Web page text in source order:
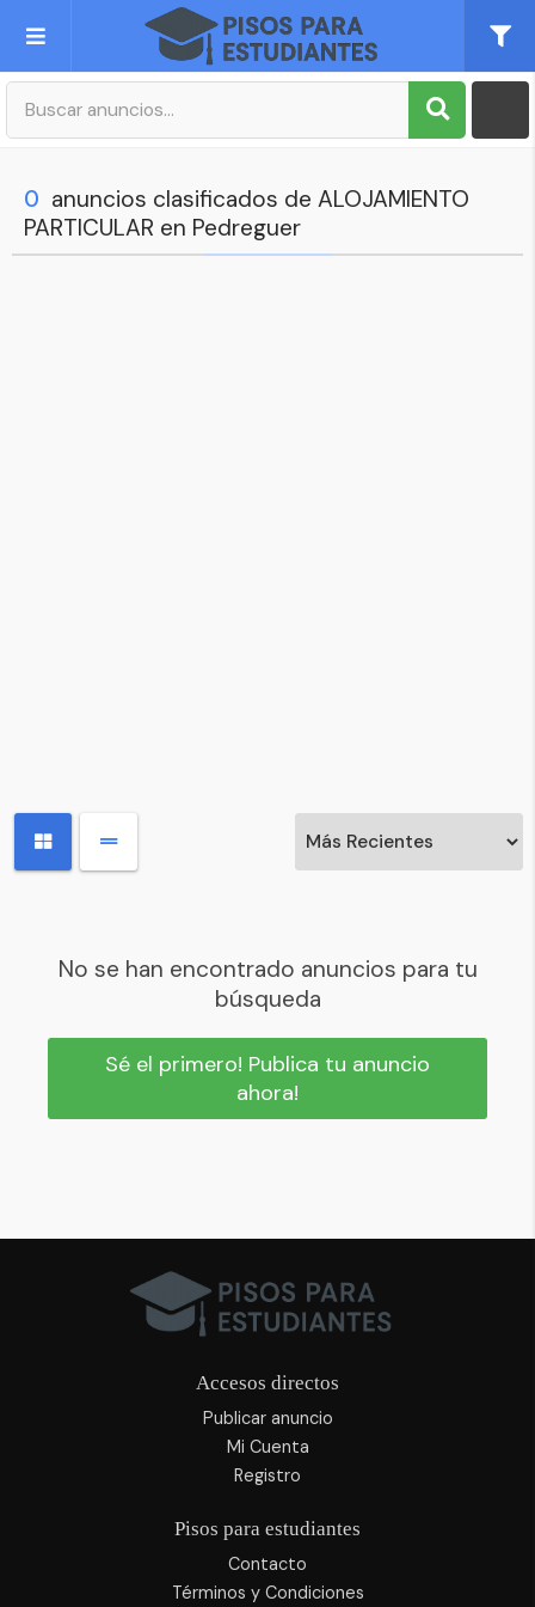
Publica tu Anuncio
Mi cuenta
0 anuncios clasificados de ALOJAMIENTO
PARTICULAR en Pedreguer
No se han encontrado anuncios para tu
búsqueda
Sé el primero! Publica tu anuncio
ahora!
Accesos directos
Publicar anuncio
Mi Cuenta
Registro
Pisos para estudiantes
Contacto
Términos y Condiciones